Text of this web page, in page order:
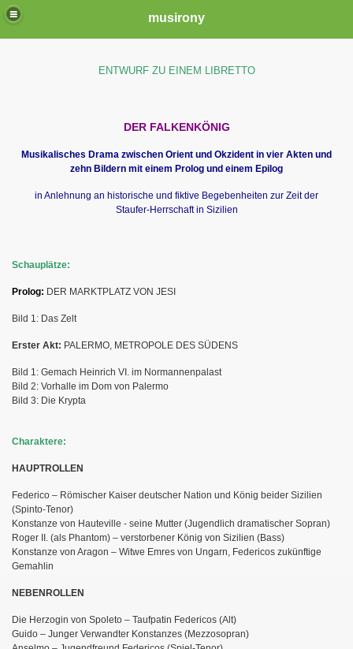
musirony
ENTWURF ZU EINEM LIBRETTO
DER FALKENKÖNIG
Musikalisches Drama zwischen Orient und Okzident in vier Akten und
zehn Bildern mit einem Prolog und einem Epilog
in Anlehnung an historische und fiktive Begebenheiten zur Zeit der
Staufer-Herrschaft in Sizilien
Schauplätze:
Prolog: DER MARKTPLATZ VON JESI
Bild 1: Das Zelt
Erster Akt: PALERMO, METROPOLE DES SÜDENS
Bild 1: Gemach Heinrich VI. im Normannenpalast
Bild 2: Vorhalle im Dom von Palermo
Bild 3: Die Krypta
Charaktere:
HAUPTROLLEN
Federico – Römischer Kaiser deutscher Nation und König beider Sizilien
(Spinto-Tenor)
Konstanze von Hauteville - seine Mutter (Jugendlich dramatischer Sopran)
Roger II. (als Phantom) – verstorbener König von Sizilien (Bass)
Konstanze von Aragon – Witwe Emres von Ungarn, Federicos zukünftige
Gemahlin
NEBENROLLEN
Die Herzogin von Spoleto – Taufpatin Federicos (Alt)
Guido – Junger Verwandter Konstanzes (Mezzosopran)